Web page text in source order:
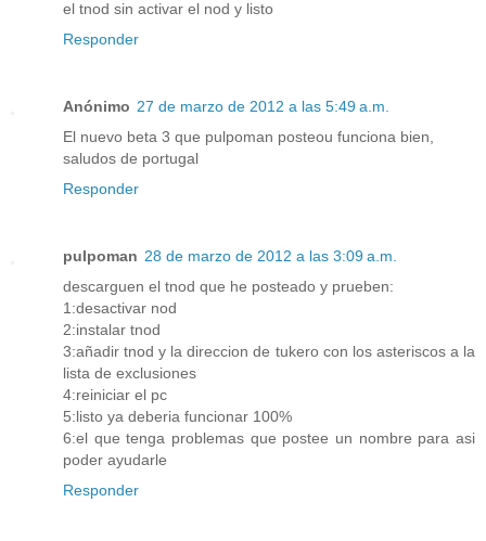
el tnod sin activar el nod y listo
Responder
Anónimo 27 de marzo de 2012 a las 5:49 a.m.
El nuevo beta 3 que pulpoman posteou funciona bien,
saludos de portugal
Responder
pulpoman 28 de marzo de 2012 a las 3:09 a.m.
descarguen el tnod que he posteado y prueben:
1:desactivar nod
2:instalar tnod
3:añadir tnod y la direccion de tukero con los asteriscos a la
lista de exclusiones
4:reiniciar el pc
5:listo ya deberia funcionar 100%
6:el que tenga problemas que postee un nombre para asi
poder ayudarle
Responder